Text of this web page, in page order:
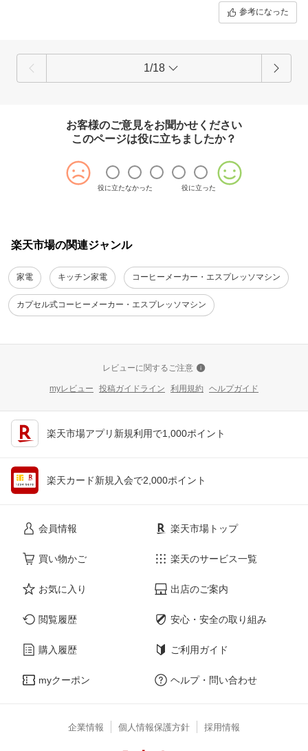
参考になった
1/18
お客様のご意見をお聞かせください
このページは役に立ちましたか？
役に立たなかった 役に立った
楽天市場の関連ジャンル
家電 キッチン家電 コーヒーメーカー・エスプレッソマシン
カプセル式コーヒーメーカー・エスプレッソマシン
レビューに関するご注意
myレビュー 投稿ガイドライン 利用規約 ヘルプガイド
楽天市場アプリ新規利用で1,000ポイント
楽天カード新規入会で2,000ポイント
会員情報
買い物かご
お気に入り
閲覧履歴
購入履歴
myクーポン
楽天市場トップ
楽天のサービス一覧
出店のご案内
安心・安全の取り組み
ご利用ガイド
ヘルプ・問い合わせ
企業情報 個人情報保護方針 採用情報